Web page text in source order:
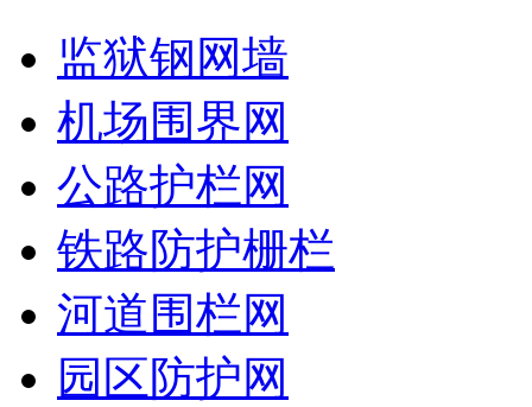
监狱钢网墙
机场围界网
公路护栏网
铁路防护栅栏
河道围栏网
园区防护网